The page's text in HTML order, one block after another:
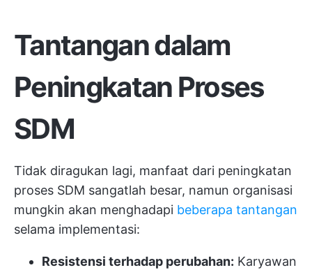
Tantangan dalam
Peningkatan Proses
SDM
Tidak diragukan lagi, manfaat dari peningkatan
proses SDM sangatlah besar, namun organisasi
mungkin akan menghadapi beberapa tantangan
selama implementasi:
Resistensi terhadap perubahan: Karyawan